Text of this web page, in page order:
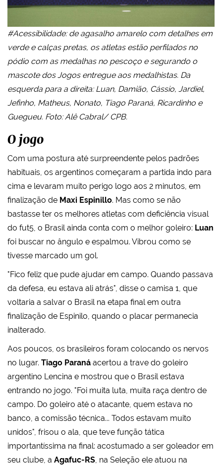
#Acessibilidade: de agasalho amarelo com detalhes em
verde e calças pretas, os atletas estão perfilados no
pódio com as medalhas no pescoço e segurando o
mascote dos Jogos entregue aos medalhistas. Da
esquerda para a direita: Luan, Damião, Cássio, Jardiel,
Jefinho, Matheus, Nonato, Tiago Paraná, Ricardinho e
Guegueu. Foto: Alê Cabral/ CPB.
O jogo
Com uma postura até surpreendente pelos padrões
habituais, os argentinos começaram a partida indo para
cima e levaram muito perigo logo aos 2 minutos, em
finalização de Maxi Espinillo. Mas como se não
bastasse ter os melhores atletas com deficiência visual
do fut5, o Brasil ainda conta com o melhor goleiro: Luan
foi buscar no ângulo e espalmou. Vibrou como se
tivesse marcado um gol.
"Fico feliz que pude ajudar em campo. Quando passava
da defesa, eu estava ali atrás", disse o camisa 1, que
voltaria a salvar o Brasil na etapa final em outra
finalização de Espinilo, quando o placar permanecia
inalterado.
Aos poucos, os brasileiros foram colocando os nervos
no lugar. Tiago Paraná acertou a trave do goleiro
argentino Lencina e mostrou que o Brasil estava
entrando no jogo. "Foi muita luta, muita raça dentro de
campo. Do goleiro até o atacante, quem estava no
banco, a comissão técnica... Todos estavam muito
unidos", frisou o ala, que teve função tática
importantíssima na final: acostumado a ser goleador em
seu clube, a Agafuc-RS , na Seleção ele atuou na